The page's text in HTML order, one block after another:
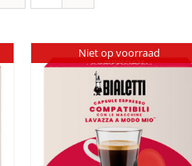
Niet op voorraad
DETAILS